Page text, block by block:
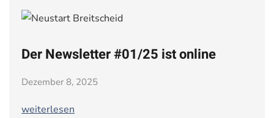
Der Newsletter #01/25 ist online
Dezember 8, 2025
weiterlesen